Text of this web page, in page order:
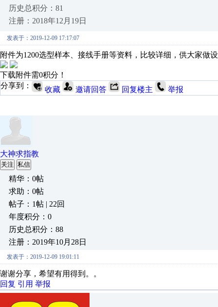
历史总积分：81
注册：2018年12月19日
发表于：2019-12-09 17:17:07
附件为1200选型样本、接线手册等资料，比较详细，供大家做
下载附件需0积分！
分享到：
收藏 邀请回答 回复楼主 举报
大神求指教
关注 私信
精华：0帖
求助：0帖
帖子：1帖 | 22回
年度积分：0
历史总积分：88
注册：2019年10月28日
发表于：2019-12-09 19:01:11
谢谢分享，希望有用得到。。
回复 引用 举报